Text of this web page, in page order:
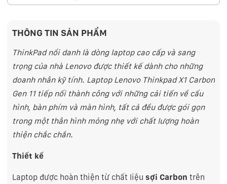
THÔNG TIN SẢN PHẨM
ThinkPad nổi danh là dòng laptop cao cấp và sang
trọng của nhà Lenovo được thiết kế dành cho những
doanh nhân kỹ tính. Laptop Lenovo Thinkpad X1 Carbon
Gen 11 tiếp nối thành công với những cải tiến về cấu
hình, bàn phím và màn hình, tất cả đều được gói gọn
trong một thân hình mỏng nhẹ với chất lượng hoàn
thiện chắc chắn.
Thiết kế
Laptop được hoàn thiện từ chất liệu sợi Carbon trên